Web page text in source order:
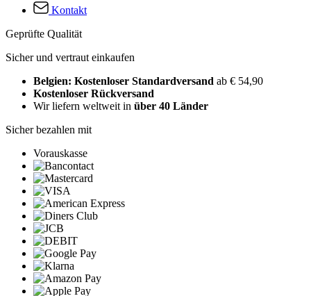
Kontakt
Geprüfte Qualität
Sicher und vertraut einkaufen
Belgien: Kostenloser Standardversand ab € 54,90
Kostenloser Rückversand
Wir liefern weltweit in über 40 Länder
Sicher bezahlen mit
Vorauskasse